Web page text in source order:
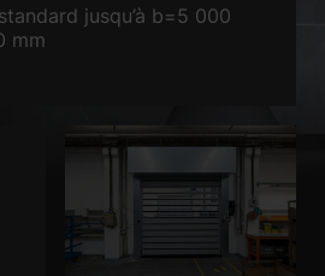
jusqu’à b=5 000
mm